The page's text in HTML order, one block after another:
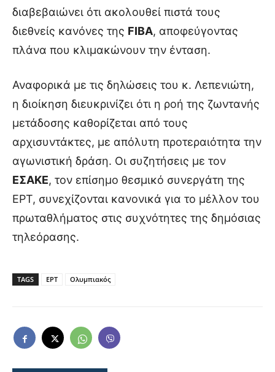
διαβεβαιώνει ότι ακολουθεί πιστά τους
διεθνείς κανόνες της FIBA, αποφεύγοντας
πλάνα που κλιμακώνουν την ένταση.
Αναφορικά με τις δηλώσεις του κ. Λεπενιώτη,
η διοίκηση διευκρινίζει ότι η ροή της ζωντανής
μετάδοσης καθορίζεται από τους
αρχισυντάκτες, με απόλυτη προτεραιότητα την
αγωνιστική δράση. Οι συζητήσεις με τον
ΕΣΑΚΕ, τον επίσημο θεσμικό συνεργάτη της
ΕΡΤ, συνεχίζονται κανονικά για το μέλλον του
πρωταθλήματος στις συχνότητες της δημόσιας
τηλεόρασης.
TAGS ΕΡΤ Ολυμπιακός